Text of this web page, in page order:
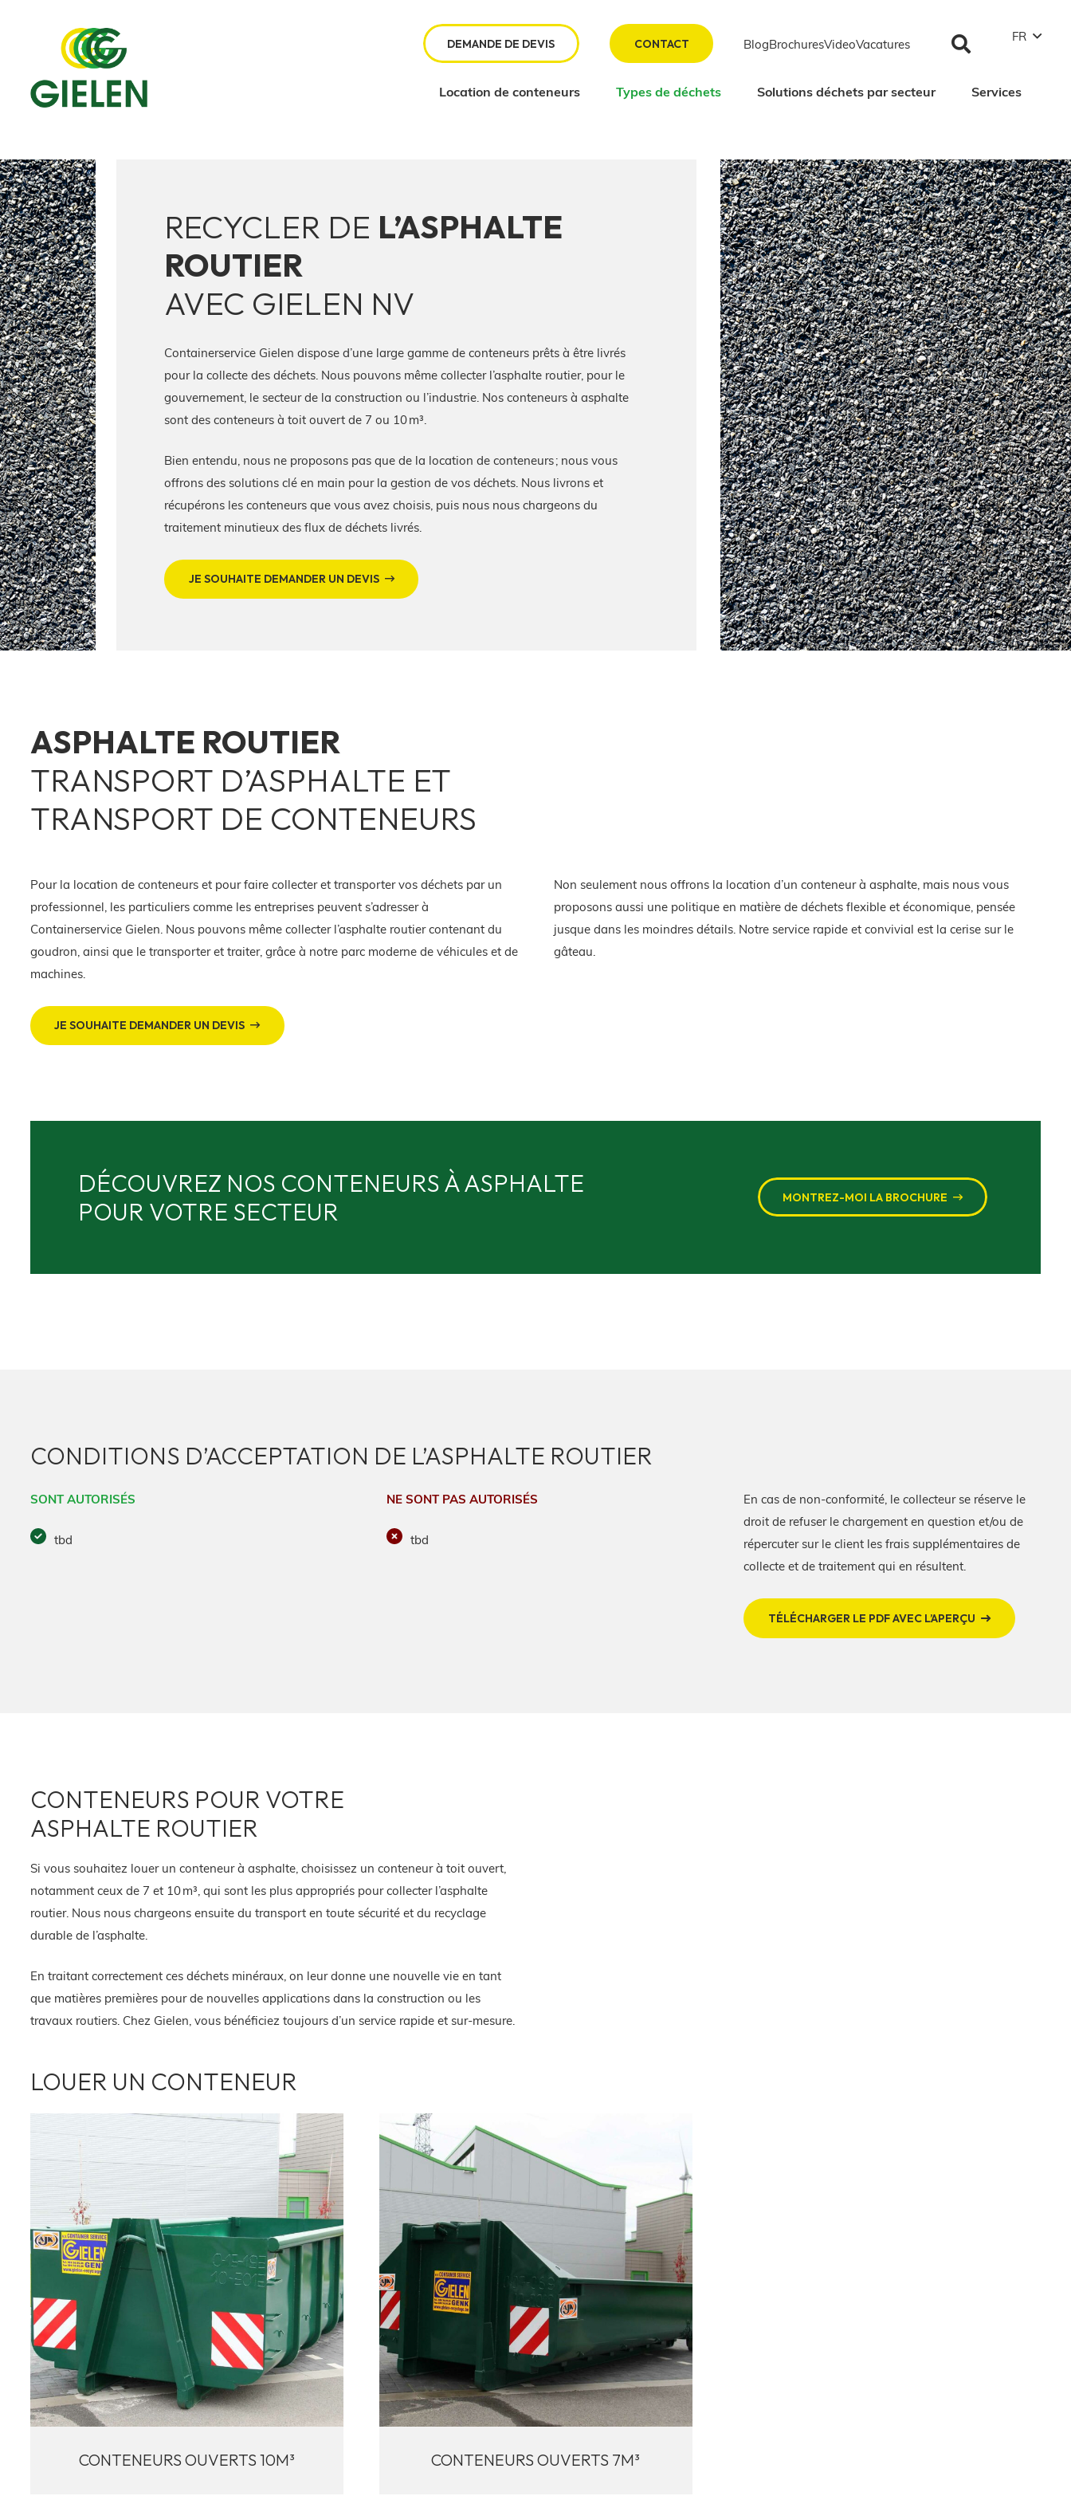
DEMANDE DE DEVIS CONTACT BlogBrochuresVideoVacatures​ FR
Location de conteneurs Types de déchets Solutions déchets par secteur Services
RECYCLER DE L’ASPHALTE
ROUTIER
AVEC GIELEN NV
Containerservice Gielen dispose d’une large gamme de conteneurs prêts à être livrés
pour la collecte des déchets. Nous pouvons même collecter l’asphalte routier, pour le
gouvernement, le secteur de la construction ou l’industrie. Nos conteneurs à asphalte
sont des conteneurs à toit ouvert de 7 ou 10 m³.
Bien entendu, nous ne proposons pas que de la location de conteneurs ; nous vous
offrons des solutions clé en main pour la gestion de vos déchets. Nous livrons et
récupérons les conteneurs que vous avez choisis, puis nous nous chargeons du
traitement minutieux des flux de déchets livrés.
JE SOUHAITE DEMANDER UN DEVIS
ASPHALTE ROUTIER
TRANSPORT D’ASPHALTE ET
TRANSPORT DE CONTENEURS
Pour la location de conteneurs et pour faire collecter et transporter vos déchets par un
professionnel, les particuliers comme les entreprises peuvent s’adresser à
Containerservice Gielen. Nous pouvons même collecter l’asphalte routier contenant du
goudron, ainsi que le transporter et traiter, grâce à notre parc moderne de véhicules et de
machines.
Non seulement nous offrons la location d’un conteneur à asphalte, mais nous vous
proposons aussi une politique en matière de déchets flexible et économique, pensée
jusque dans les moindres détails. Notre service rapide et convivial est la cerise sur le
gâteau.
JE SOUHAITE DEMANDER UN DEVIS
DÉCOUVREZ NOS CONTENEURS À ASPHALTE
POUR VOTRE SECTEUR
MONTREZ-MOI LA BROCHURE
CONDITIONS D’ACCEPTATION DE L’ASPHALTE ROUTIER
SONT AUTORISÉS
tbd
NE SONT PAS AUTORISÉS
tbd
En cas de non-conformité, le collecteur se réserve le
droit de refuser le chargement en question et/ou de
répercuter sur le client les frais supplémentaires de
collecte et de traitement qui en résultent.
TÉLÉCHARGER LE PDF AVEC L’APERÇU
CONTENEURS POUR VOTRE
ASPHALTE ROUTIER
Si vous souhaitez louer un conteneur à asphalte, choisissez un conteneur à toit ouvert,
notamment ceux de 7 et 10 m³, qui sont les plus appropriés pour collecter l’asphalte
routier. Nous nous chargeons ensuite du transport en toute sécurité et du recyclage
durable de l’asphalte.
En traitant correctement ces déchets minéraux, on leur donne une nouvelle vie en tant
que matières premières pour de nouvelles applications dans la construction ou les
travaux routiers. Chez Gielen, vous bénéficiez toujours d’un service rapide et sur-mesure.
LOUER UN CONTENEUR
CONTENEURS OUVERTS 10M³ CONTENEURS OUVERTS 7M³